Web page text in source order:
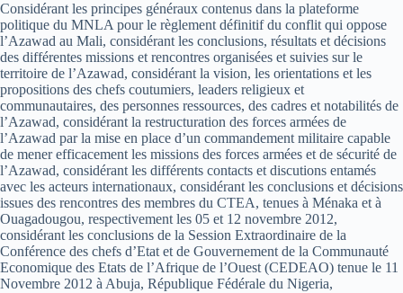
Considérant les principes généraux contenus dans la plateforme
politique du MNLA pour le règlement définitif du conflit qui oppose
l’Azawad au Mali, considérant les conclusions, résultats et décisions
des différentes missions et rencontres organisées et suivies sur le
territoire de l’Azawad, considérant la vision, les orientations et les
propositions des chefs coutumiers, leaders religieux et
communautaires, des personnes ressources, des cadres et notabilités de
l’Azawad, considérant la restructuration des forces armées de
l’Azawad par la mise en place d’un commandement militaire capable
de mener efficacement les missions des forces armées et de sécurité de
l’Azawad, considérant les différents contacts et discutions entamés
avec les acteurs internationaux, considérant les conclusions et décisions
issues des rencontres des membres du CTEA, tenues à Ménaka et à
Ouagadougou, respectivement les 05 et 12 novembre 2012,
considérant les conclusions de la Session Extraordinaire de la
Conférence des chefs d’Etat et de Gouvernement de la Communauté
Economique des Etats de l’Afrique de l’Ouest (CEDEAO) tenue le 11
Novembre 2012 à Abuja, République Fédérale du Nigeria,